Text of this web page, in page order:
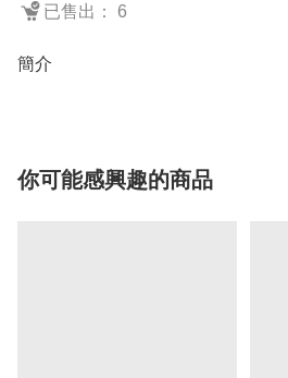
已售出： 6
簡介
你可能感興趣的商品